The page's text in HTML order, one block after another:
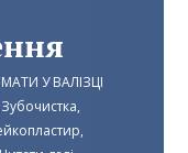
У ВАЛІЗЦІ